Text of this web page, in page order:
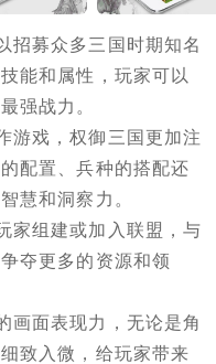
招募众多三国时期知名
能和属性，玩家可以
强战力。
游戏，权御三国更加注
配置、兵种的搭配还
慧和洞察力。
家组建或加入联盟，与
夺更多的资源和领
画面表现力，无论是角
致入微，给玩家带来